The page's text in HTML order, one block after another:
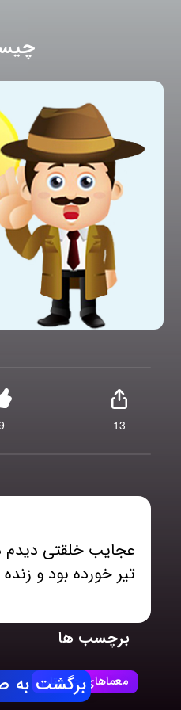
13
عجایب خلقتی دیدم
تیر خورده بود و
برچسب ها
معماهای چیستان
برگشت به